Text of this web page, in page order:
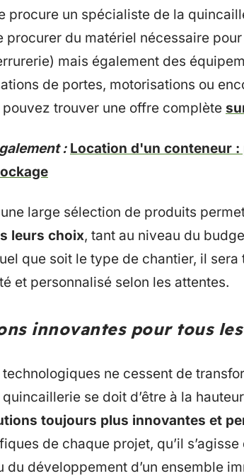
procure un spécialiste de la
procurer du matériel nécessaire
mais également des
de portes, motorisations ou
pouvez trouver une offre complète
: Location d'un conteneur
large sélection de produits
leurs choix, tant au niveau du
que soit le type de chantier, il
et personnalisé selon les attentes.
innovantes pour tous
ne cessent de
se doit d’être à la
toujours plus innovantes et
de chaque projet, qu’il
du développement d’un ensemble